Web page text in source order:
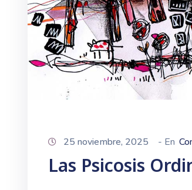
25 noviembre, 2025 - En
Las Psicosis